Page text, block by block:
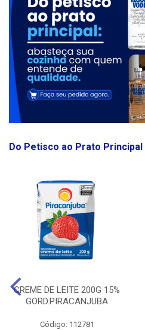
Do Petisco ao Prato Principal
CREME DE LEITE 200G 15%
GORD.PIRACANJUBA
Código: 112781